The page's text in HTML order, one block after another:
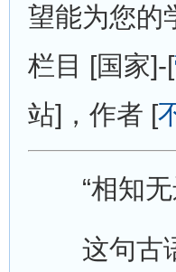
望能为您的
栏目 [国家]-[
站]，作者 [
“相知无
这句古语